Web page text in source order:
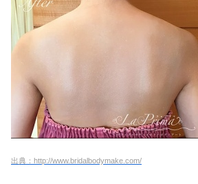
出典：http://www.bridalbodymake.com/